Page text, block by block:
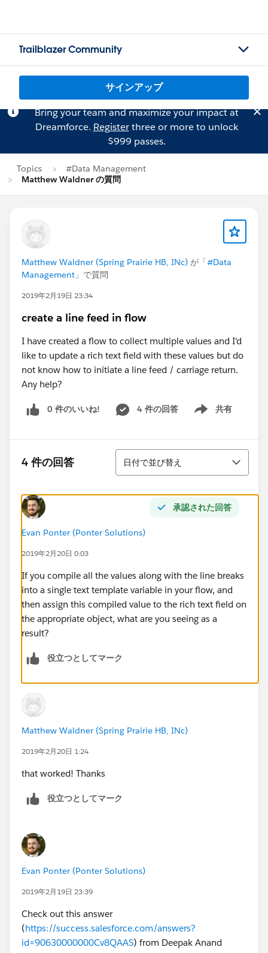
Trailblazer Community
サインアップ
Bring your team and maximize your impact at
Dreamforce. Registerthree or more to unlock
$999 passes.
Topics
#Data Management
Matthew Waldner の質問
Matthew Waldner (Spring Prairie HB, INc) が「#Data
Management 」で質問
2019年2月19日 23:34
create a line feed in flow
I have created a flow to collect multiple values and I'd
like to update a rich text field with these values but do
not know how to initiate a line feed / carriage return.
Any help?
0 件のいいね! 4 件の回答 共有
Show menu
4 件の回答
並び替え
日付で並び替え
承認された回答
Evan Ponter (Ponter Solutions)
2019年2月20日 0:03
If you compile all the values along with the line breaks
into a single text template variable in your flow, and
then assign this compiled value to the rich text field on
the appropriate object, what are you seeing as a
result?
役立つとしてマーク
Matthew Waldner (Spring Prairie HB, INc)
2019年2月20日 1:24
that worked! Thanks
役立つとしてマーク
Evan Ponter (Ponter Solutions)
2019年2月19日 23:39
Check out this answer
(https://success.salesforce.com/answers?
id=90630000000Cv8QAAS) from Deepak Anand